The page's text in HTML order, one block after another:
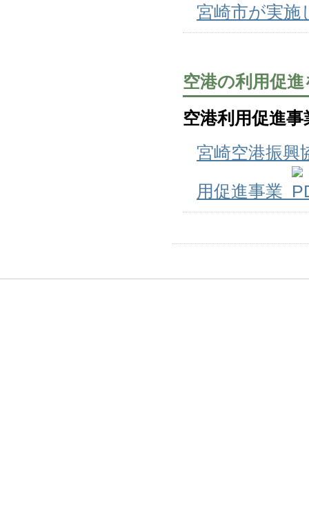
宮崎市が実
空港の利用促
空港利用促進事
宮崎空港振興
用促進事業